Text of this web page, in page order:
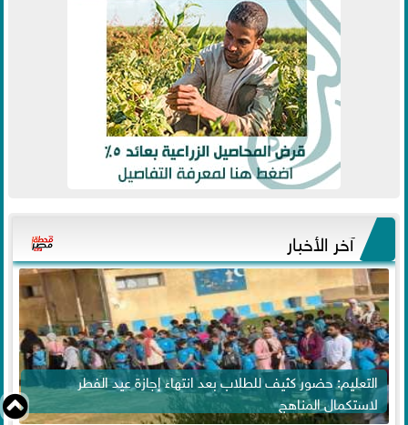
آخر الأخبار
التعليم: حضور كثيف للطلاب بعد انتهاء إجازة عيد الفطر
لاستكمال المناهج